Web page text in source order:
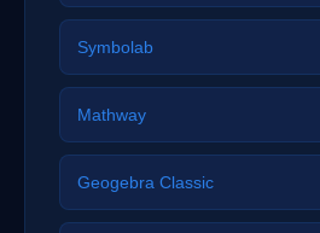
Symbolab
Mathway
Geogebra Classic